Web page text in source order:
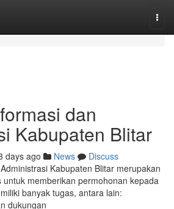
dan
Kabupaten Blitar
days ago News
Discuss
Kabupaten Blitar merupakan
memberikan permohonan kepada
banyak tugas, antara lain:
dukungan